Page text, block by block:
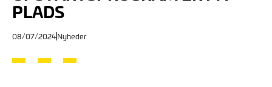
PLADS
08/07/2024Nyheder